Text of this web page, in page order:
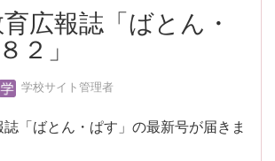
広報誌「ばとん・
２」
学校サイト管理者
「ばとん・ぱす」の最新号が届きま